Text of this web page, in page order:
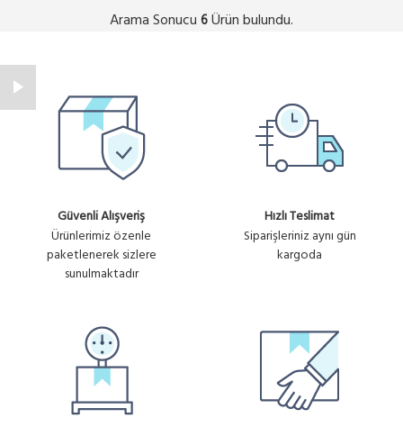
Arama Sonucu 6Ürün bulundu.
Güvenli Alışveriş
Ürünlerimiz özenle
paketlenerek sizlere
sunulmaktadır
Hızlı Teslimat
Siparişleriniz aynı gün
kargoda